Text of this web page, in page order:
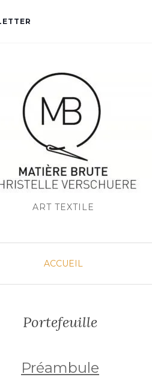
ART TEXTILE
ACCUEIL
Portefeuille
Préambule